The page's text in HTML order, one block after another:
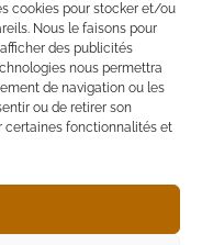
cookies pour stocker et/ou
Nous le faisons pour
des publicités
nous permettra
de navigation ou les
ou de retirer son
certaines fonctionnalités et